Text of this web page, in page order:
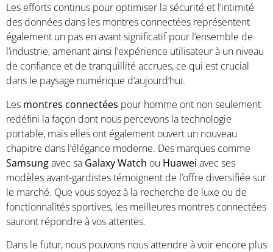
Les efforts continus pour optimiser la sécurité et l’intimité
des données dans les montres connectées représentent
également un pas en avant significatif pour l’ensemble de
l’industrie, amenant ainsi l’expérience utilisateur à un niveau
de confiance et de tranquillité accrues, ce qui est crucial
dans le paysage numérique d’aujourd’hui.
Les montres connectées pour homme ont non seulement
redéfini la façon dont nous percevons la technologie
portable, mais elles ont également ouvert un nouveau
chapitre dans l’élégance moderne. Des marques comme
Samsungavec sa Galaxy Watch ou Huawei avec ses
modèles avant-gardistes témoignent de l’offre diversifiée sur
le marché. Que vous soyez à la recherche de luxe ou de
fonctionnalités sportives, les meilleures montres connectées
sauront répondre à vos attentes.
Dans le futur, nous pouvons nous attendre à voir encore plus